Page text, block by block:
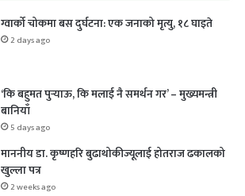
ग्वार्को चोकमा बस दुर्घटना: एक जनाको मृत्यु, १८ घाइते
2 days ago
‘कि बहुमत पुर्‍याऊ, कि मलाई नै समर्थन गर’ – मुख्यमन्त्री
बानियाँ
5 days ago
माननीय डा. कृष्णहरि बुढाथोकीज्यूलाई होतराज ढकालको
खुल्ला पत्र
2 weeks ago